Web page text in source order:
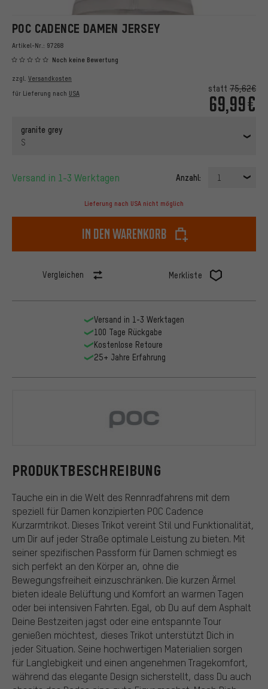
POC CADENCE DAMEN JERSEY
Artikel-Nr.: 97268
Noch keine Bewertung
statt 75,62€
69,99€
zzgl. Versandkosten
für Lieferung nach USA
granite grey
S
Versand in 1-3 Werktagen Anzahl: 1
Lieferung nach USA nicht möglich
In den Warenkorb
Vergleichen Merkliste
PRODUKTBESCHREIBUNG
Tauche ein in die Welt des Rennradfahrens mit dem
speziell für Damen konzipierten POC Cadence
Kurzarmtrikot. Dieses Trikot vereint Stil und Funktionalität,
um Dir auf jeder Straße optimale Leistung zu bieten. Mit
seiner spezifischen Passform für Damen schmiegt es
sich perfekt an den Körper an, ohne die
Bewegungsfreiheit einzuschränken. Die kurzen Ärmel
bieten ideale Belüftung und Komfort an warmen Tagen
oder bei intensiven Fahrten. Egal, ob Du auf dem Asphalt
Deine Bestzeiten jagst oder eine entspannte Tour
genießen möchtest, dieses Trikot unterstützt Dich in
jeder Situation. Seine hochwertigen Materialien sorgen
für Langlebigkeit und einen angenehmen Tragekomfort,
während das elegante Design sicherstellt, dass Du auch
Versand in 1-3 Werktagen
100 Tage Rückgabe
Kostenlose Retoure
25+ Jahre Erfahrung